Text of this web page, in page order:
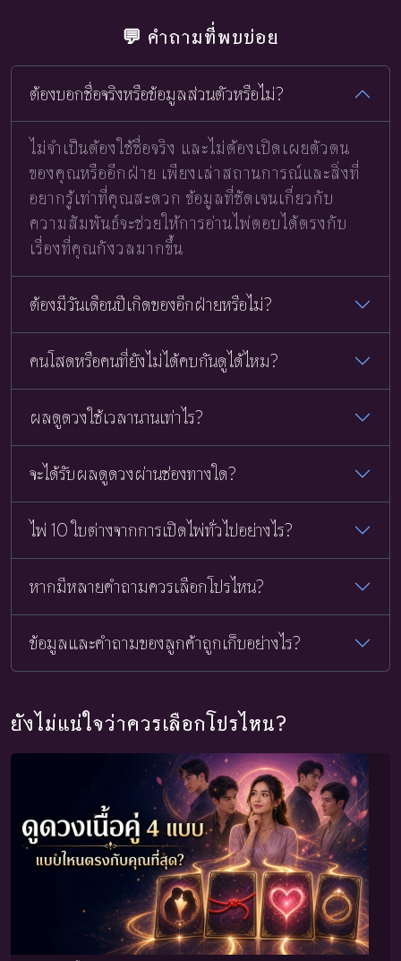
💬 คำถามที่พบบ่อย
ต้องบอกชื่อจริงหรือข้อมูลส่วนตัวหรือไม่?
ไม่จำเป็นต้องใช้ชื่อจริง และไม่ต้องเปิดเผยตัวตน
ของคุณหรืออีกฝ่าย เพียงเล่าสถานการณ์และสิ่งที่
อยากรู้เท่าที่คุณสะดวก ข้อมูลที่ชัดเจนเกี่ยวกับ
ความสัมพันธ์จะช่วยให้การอ่านไพ่ตอบได้ตรงกับ
เรื่องที่คุณกังวลมากขึ้น
ต้องมีวันเดือนปีเกิดของอีกฝ่ายหรือไม่?
คนโสดหรือคนที่ยังไม่ได้คบกันดูได้ไหม?
ผลดูดวงใช้เวลานานเท่าไร?
จะได้รับผลดูดวงผ่านช่องทางใด?
ไพ่ 10 ใบต่างจากการเปิดไพ่ทั่วไปอย่างไร?
หากมีหลายคำถามควรเลือกโปรไหน?
ข้อมูลและคำถามของลูกค้าถูกเก็บอย่างไร?
ยังไม่แน่ใจว่าควรเลือกโปรไหน?